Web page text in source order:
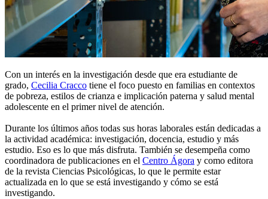
Con un interés en la investigación desde que era estudiante de
grado, Cecilia Cracco tiene el foco puesto en familias en contextos
de pobreza, estilos de crianza e implicación paterna y salud mental
adolescente en el primer nivel de atención.
Durante los últimos años todas sus horas laborales están dedicadas a
la actividad académica: investigación, docencia, estudio y más
estudio. Eso es lo que más disfruta. También se desempeña como
coordinadora de publicaciones en el Centro Ágora y como editora
de la revista Ciencias Psicológicas, lo que le permite estar
actualizada en lo que se está investigando y cómo se está
investigando.